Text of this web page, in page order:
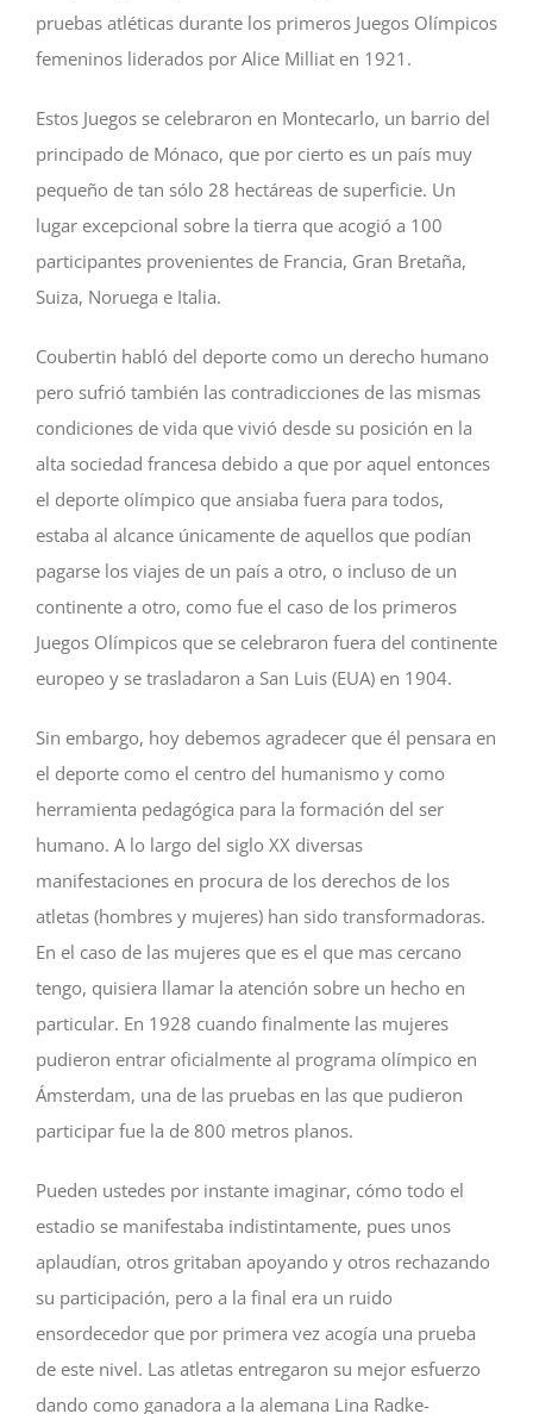
pruebas atléticas durante los primeros Juegos Olímpicos
femeninos liderados por Alice Milliat en 1921.
Estos Juegos se celebraron en Montecarlo, un barrio del
principado de Mónaco, que por cierto es un país muy
pequeño de tan sólo 28 hectáreas de superficie. Un
lugar excepcional sobre la tierra que acogió a 100
participantes provenientes de Francia, Gran Bretaña,
Suiza, Noruega e Italia.
Coubertin habló del deporte como un derecho humano
pero sufrió también las contradicciones de las mismas
condiciones de vida que vivió desde su posición en la
alta sociedad francesa debido a que por aquel entonces
el deporte olímpico que ansiaba fuera para todos,
estaba al alcance únicamente de aquellos que podían
pagarse los viajes de un país a otro, o incluso de un
continente a otro, como fue el caso de los primeros
Juegos Olímpicos que se celebraron fuera del continente
europeo y se trasladaron a San Luis (EUA) en 1904.
Sin embargo, hoy debemos agradecer que él pensara en
el deporte como el centro del humanismo y como
herramienta pedagógica para la formación del ser
humano. A lo largo del siglo XX diversas
manifestaciones en procura de los derechos de los
atletas (hombres y mujeres) han sido transformadoras.
En el caso de las mujeres que es el que mas cercano
tengo, quisiera llamar la atención sobre un hecho en
particular. En 1928 cuando finalmente las mujeres
pudieron entrar oficialmente al programa olímpico en
Ámsterdam, una de las pruebas en las que pudieron
participar fue la de 800 metros planos.
Pueden ustedes por instante imaginar, cómo todo el
estadio se manifestaba indistintamente, pues unos
aplaudían, otros gritaban apoyando y otros rechazando
su participación, pero a la final era un ruido
ensordecedor que por primera vez acogía una prueba
de este nivel. Las atletas entregaron su mejor esfuerzo
dando como ganadora a la alemana Lina Radke-